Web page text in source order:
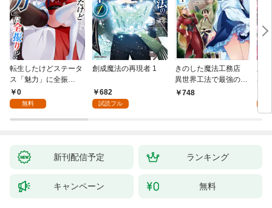
転生したけどステータ
ス「魅力」に全振
り！？(1)
0
無料
創成魔法の再現者 1
682
試読フル
きのした魔法工務店
異世界工法で最強の家
づくりを（コミック）
748
兆
る
新刊配信予定 ランキング
キャンペーン 無料